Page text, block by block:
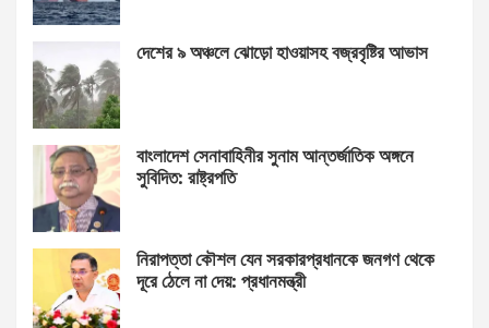
দেশের ৯ অঞ্চলে ঝোড়ো হাওয়াসহ বজ্রবৃষ্টির আভাস
বাংলাদেশ সেনাবাহিনীর সুনাম আন্তর্জাতিক অঙ্গনে
সুবিদিত: রাষ্ট্রপতি
নিরাপত্তা কৌশল যেন সরকারপ্রধানকে জনগণ থেকে
দূরে ঠেলে না দেয়: প্রধানমন্ত্রী